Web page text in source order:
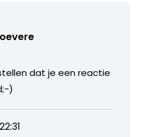
dat je een reactie
)